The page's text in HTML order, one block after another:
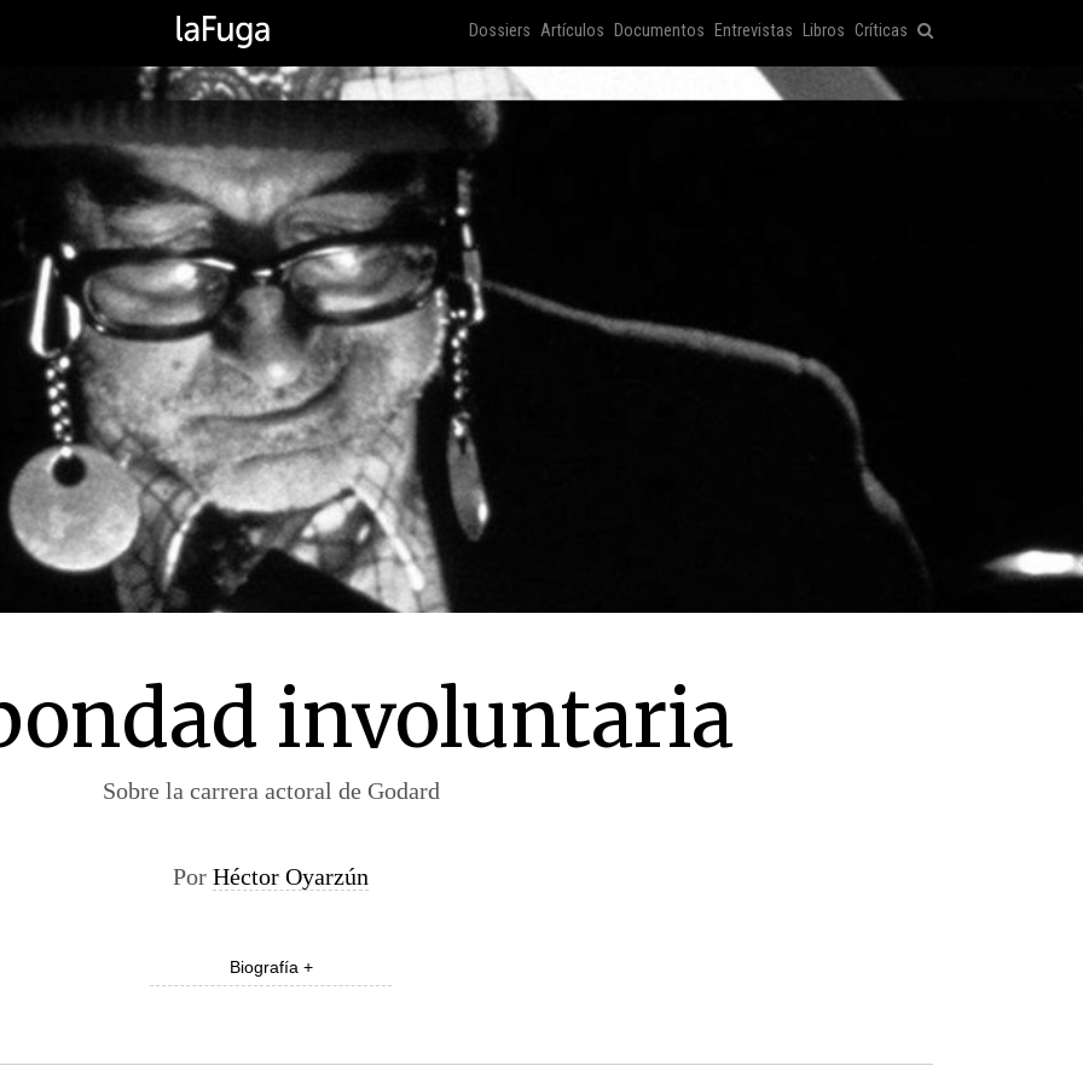
Dossiers Artículos Documentos Entrevistas Libros Críticas
involuntaria
Sobre la carrera actoral de Godard
Por Héctor Oyarzún
Biografía +